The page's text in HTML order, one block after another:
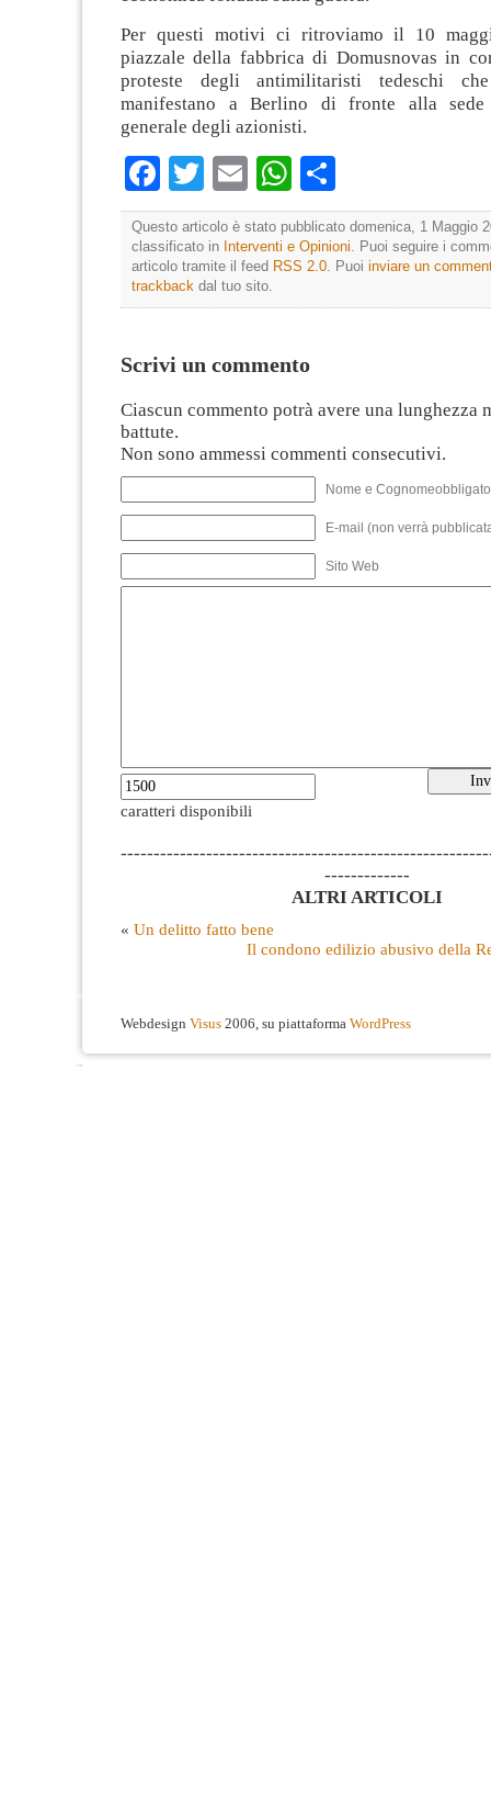
Per questi motivi ci ritroviamo il 10
piazzale della fabbrica di Domusnovas in
proteste degli antimilitaristi tedeschi
manifestano a Berlino di fronte alla sede
generale degli azionisti.
Facebook
TwitterEmailWhatsApp
Questo articolo è stato pubblicato domenica, 1 Maggio
classificato in Interventi e Opinioni. Puoi seguire i
articolo tramite il feed RSS 2.0. Puoi inviare un
trackback dal tuo sito.
Scrivi un commento
Ciascun commento potrà avere una lunghezza
battute.
Non sono ammessi commenti consecutivi.
Nome e
E-mail (non verrà
Sito Web
caratteri disponibili
-------------
ALTRI ARTICOLI
« Un delitto fatto bene
Il condono edilizio abusivo della
Webdesign Visus 2006, su piattaforma WordPress